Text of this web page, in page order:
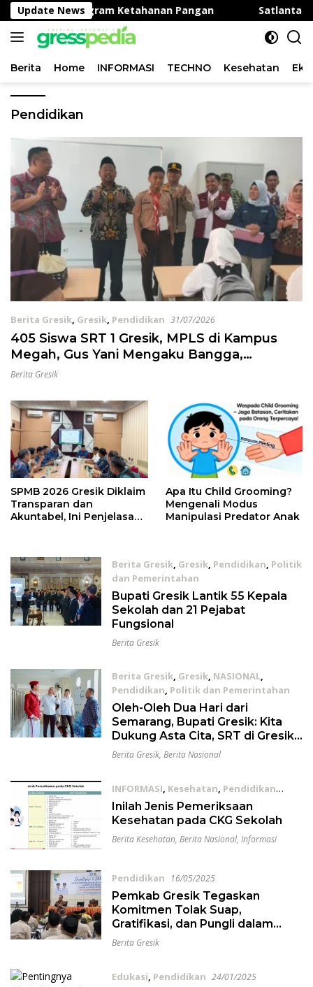
Langsung
ke
konten
Update News
Program Ketahanan Pangan Satlantas
Berita Home INFORMASI TECHNO Kesehatan
Pendidikan
Berita Gresik, Gresik, Pendidikan 31/07/2026
405 Siswa SRT 1 Gresik, MPLS di Kampus
Megah, Gus Yani Mengaku Bangga,
Semakin Optimis Siswa Bisa Menggapai
Berita Gresik
SPMB 2026 Gresik Diklaim
Transparan dan
Akuntabel, Ini Penjelasan
Apa Itu Child Grooming?
Mengenali Modus
Manipulasi Predator Anak
Berita Gresik, Gresik, Pendidikan, Politik
dan Pemerintahan
06/01/2026
Bupati Gresik Lantik 55 Kepala
Sekolah dan 21 Pejabat
Fungsional
Berita Gresik
Berita Gresik, Gresik, NASIONAL,
Pendidikan, Politik dan Pemerintahan
01/12/2025
Oleh-Oleh Dua Hari dari
Semarang, Bupati Gresik: Kita
Dukung Asta Cita, SRT di Gresik
Utara, Tahun Depan Terlaksana
Berita Gresik, Berita Nasional
INFORMASI, Kesehatan, Pendidikan
04/08/2025
Inilah Jenis Pemeriksaan
Kesehatan pada CKG Sekolah
Berita Kesehatan, Berita Nasional, Informasi
Pendidikan 16/05/2025
Pemkab Gresik Tegaskan
Komitmen Tolak Suap,
Gratifikasi, dan Pungli dalam
Penerimaan Murid Baru
Berita Gresik
Edukasi, Pendidikan 24/01/2025